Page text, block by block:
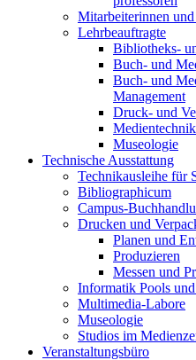
Mitarbeiterinnen
Lehrbeauftragte
Bibliotheks-
Buch- und
Buch- und
Management
Druck- und
Medientechnik
Museologie
Technische Ausstattung
Technikausleihe für
Bibliographicum
Campus-
Drucken und
Planen und
Produzieren
Messen und
Informatik Pools
Multimedia-Labore
Museologie
Studios im
Veranstaltungsbüro